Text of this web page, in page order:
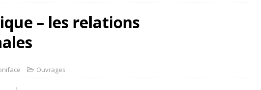
– les relations
Ouvrages